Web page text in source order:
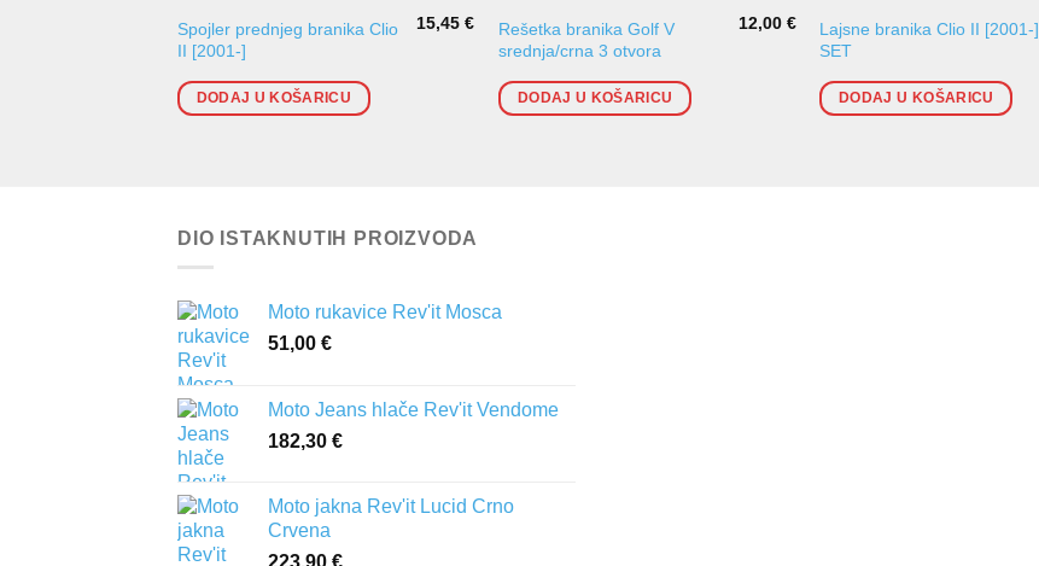
Spojler prednjeg branika Clio
II [2001-]
15,45€
DODAJ U KOŠARICU
Rešetka branika Golf V
srednja/crna 3 otvora
12,00 €
DODAJ U KOŠARICU
Lajsne branika Clio II [2001-]
SET
DODAJ U KOŠARICU
DIO ISTAKNUTIH PROIZVODA
Moto rukavice Rev'it Mosca
51,00 €
Moto Jeans hlače Rev'it Vendome
182,30 €
Moto jakna Rev'it Lucid Crno
Crvena